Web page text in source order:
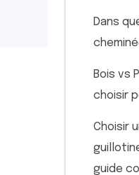
Dans
Bois vs
choisir
Choisir
guide